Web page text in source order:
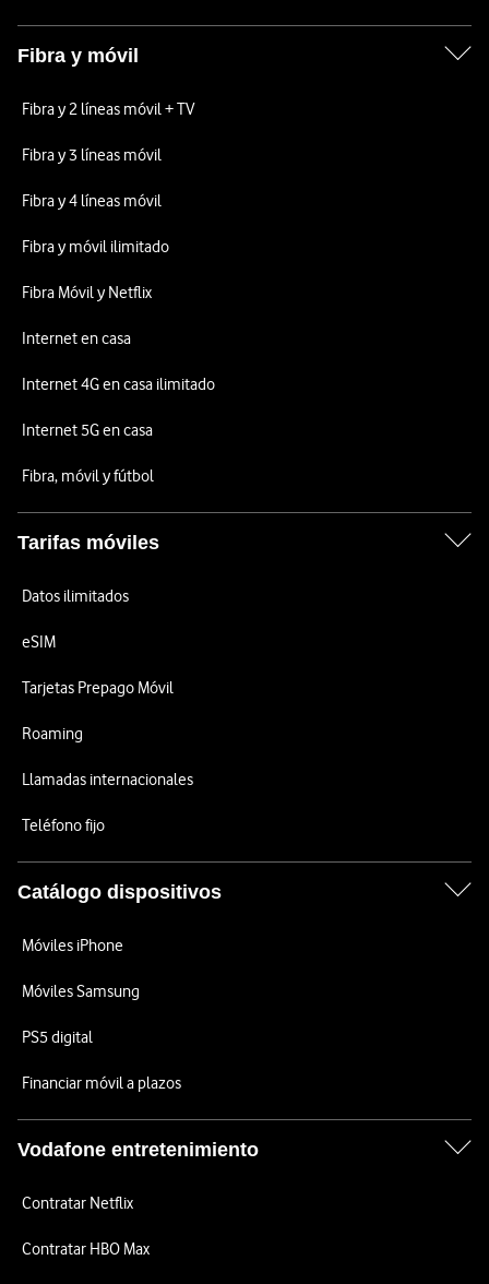
Fibra y móvil
Fibra y 2 líneas móvil + TV
Fibra y 3 líneas móvil
Fibra y 4 líneas móvil
Fibra y móvil ilimitado
Fibra Móvil y Netflix
Internet en casa
Internet 4G en casa ilimitado
Internet 5G en casa
Fibra, móvil y fútbol
Tarifas móviles
Datos ilimitados
eSIM
Tarjetas Prepago Móvil
Roaming
Llamadas internacionales
Teléfono fijo
Catálogo dispositivos
Móviles iPhone
Móviles Samsung
PS5 digital
Financiar móvil a plazos
Vodafone entretenimiento
Contratar Netflix
Contratar HBO Max